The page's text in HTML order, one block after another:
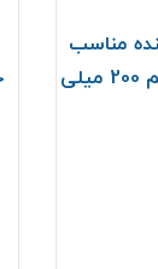
مناسب
انواع مو لافارر Laffarrerr حجم 200 میلی